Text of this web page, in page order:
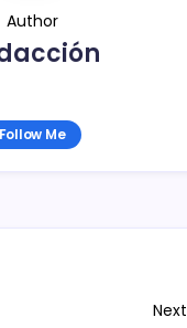
Author
Follow Me
Next